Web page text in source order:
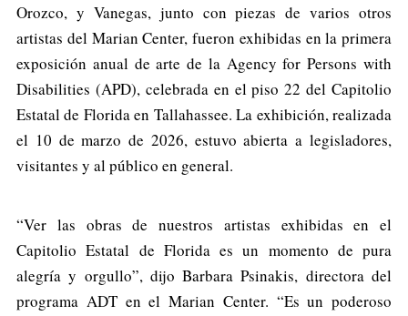
Orozco, y Vanegas, junto con piezas de varios otros
artistas del Marian Center, fueron exhibidas en la primera
exposición anual de arte de la Agency for Persons with
Disabilities (APD), celebrada en el piso 22 del Capitolio
Estatal de Florida en Tallahassee. La exhibición, realizada
el 10 de marzo de 2026, estuvo abierta a legisladores,
visitantes y al público en general.
“Ver las obras de nuestros artistas exhibidas en el
Capitolio Estatal de Florida es un momento de pura
alegría y orgullo”, dijo Barbara Psinakis, directora del
programa ADT en el Marian Center. “Es un poderoso